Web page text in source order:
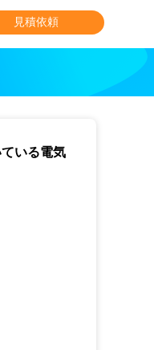
見積依頼
いる電気